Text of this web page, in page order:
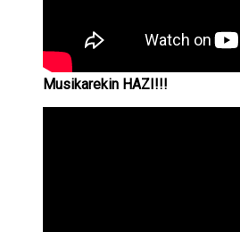
Musikarekin HAZI!!!